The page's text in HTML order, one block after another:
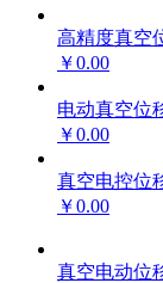
高精度真空
￥0.00
电动真空位
￥0.00
真空电控位
￥0.00
真空电动位